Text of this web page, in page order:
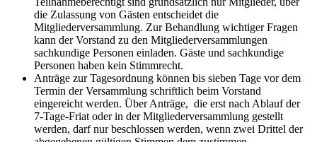
die Zulassung von Gästen entscheidet die
Mitgliederversammlung. Zur Behandlung wichtiger Fragen
kann der Vorstand zu den Mitgliederversammlungen
sachkundige Personen einladen. Gäste und sachkundige
Personen haben kein Stimmrecht.
Anträge zur Tagesordnung können bis sieben Tage vor dem
Termin der Versammlung schriftlich beim Vorstand
eingereicht werden. Über Anträge, die erst nach Ablauf der
7-Tage-Friat oder in der Mitgliederversammlung gestellt
werden, darf nur beschlossen werden, wenn zwei Drittel der